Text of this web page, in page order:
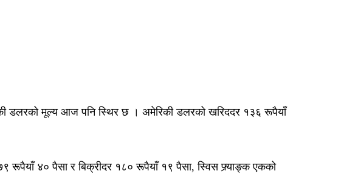
डलरको मूल्य आज पनि स्थिर छ । अमेरिकी डलरको खरिददर १३६ रूपैयाँ
रूपैयाँ ४० पैसा र बिक्रीदर १८० रूपैयाँ १९ पैसा, स्विस फ्र्याङ्क एकको